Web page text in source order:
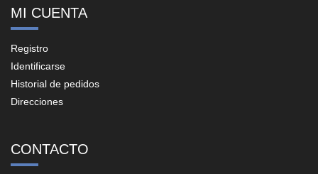
MI CUENTA
Registro
Identificarse
Historial de pedidos
Direcciones
CONTACTO